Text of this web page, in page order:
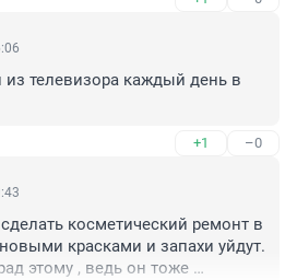
из телевизора каждый день в
+1 –0
косметический ремонт в
красками и запахи уйдут.
этому , ведь он тоже